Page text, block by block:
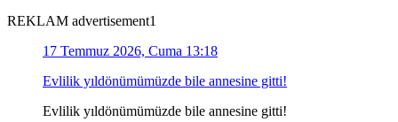
REKLAM advertisement1
17 Temmuz 2026, Cuma 13:18
Evlilik yıldönümümüzde bile annesine gitti!
Evlilik yıldönümümüzde bile annesine gitti!